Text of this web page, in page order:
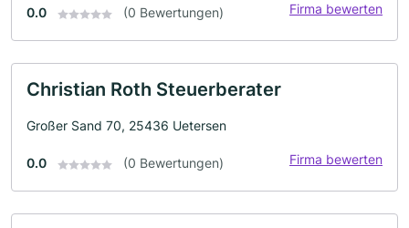
0.0 (0 Bewertungen) Firma bewerten
Christian Roth Steuerberater
Großer Sand 70, 25436 Uetersen
0.0 (0 Bewertungen) Firma bewerten